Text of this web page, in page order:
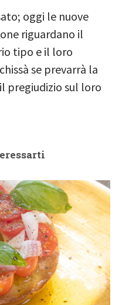
oggi le nuove
riguardano il
tipo e il loro
se prevarrà la
pregiudizio sul loro